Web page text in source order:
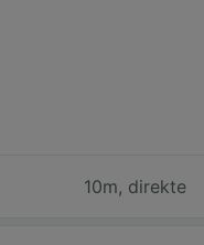
10m, direkte